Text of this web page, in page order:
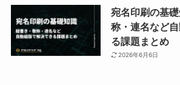
宛名印刷の基
称・連名など
る課題まとめ
2026年6月6日